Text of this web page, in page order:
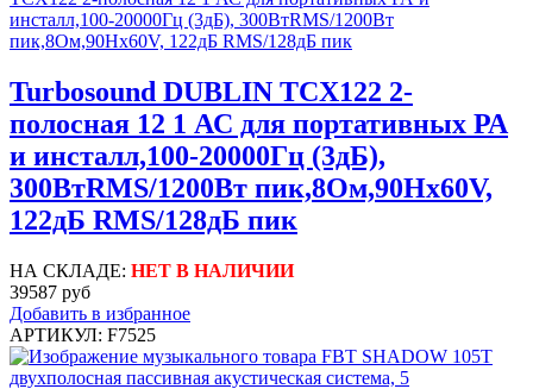
Turbosound DUBLIN TCX122 2-
полосная 12 1 АС для портативных РА
и инсталл,100-20000Гц (3дБ),
300ВтRMS/1200Вт пик,8Ом,90Hx60V,
122дБ RMS/128дБ пик
НА СКЛАДЕ: НЕТ В НАЛИЧИИ
39587 руб
Добавить в избранное
АРТИКУЛ: F7525